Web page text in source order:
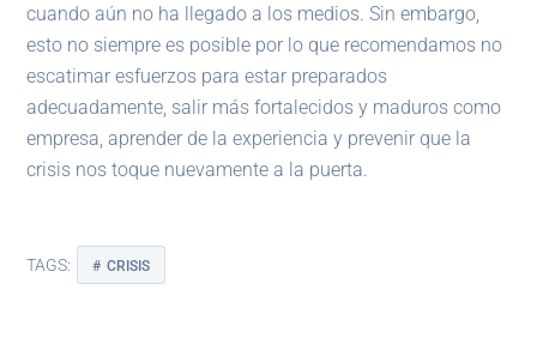
cuando aún no ha llegado a los medios. Sin embargo,
esto no siempre es posible por lo que recomendamos no
escatimar esfuerzos para estar preparados
adecuadamente, salir más fortalecidos y maduros como
empresa, aprender de la experiencia y prevenir que la
crisis nos toque nuevamente a la puerta.
TAGS: CRISIS